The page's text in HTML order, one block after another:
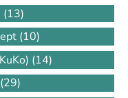
(13)
(10)
(14)
(29)